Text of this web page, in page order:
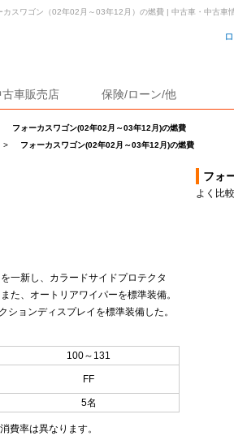
古車販売店 保険/ローン/他
フォーカスワゴン(02年02月～03年12月)の燃費
> フォーカスワゴン(02年02月～03年12月)の燃費
カスワゴン（02年02月～03年12月）の燃費 | 中古車・中古車
一新し、カラードサイドプロテクタ
た、オートリアワイパーを標準装備。
ョンディスプレイを標準装備した。
100～131
FF
5名
費率は異なります。
フォ
よく比